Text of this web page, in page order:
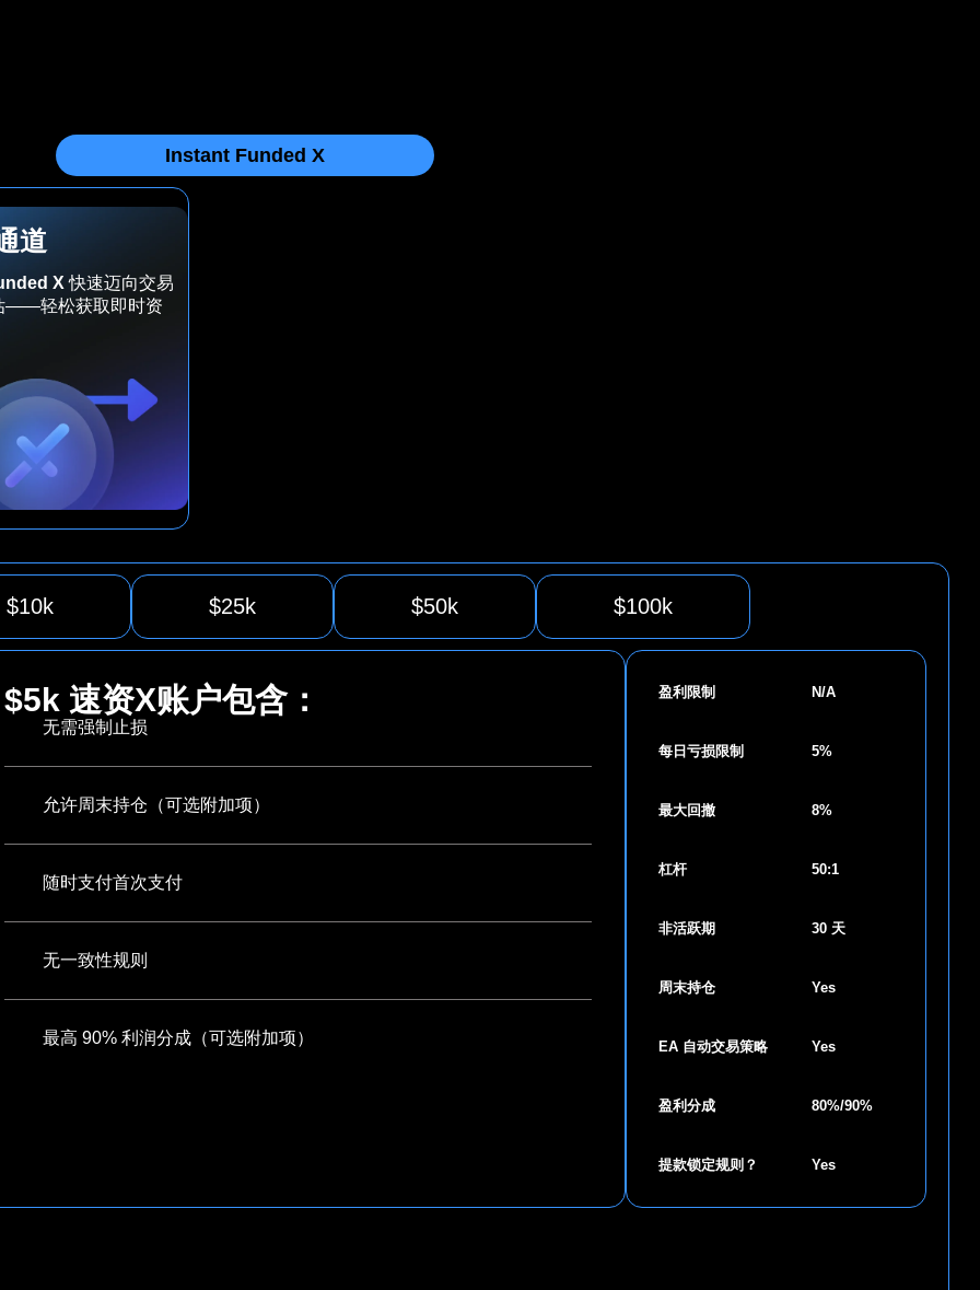
道
X快速迈向交易
——轻松获取即时资
Instant Funded X
$10k $25k $50k $100k
$5k 速资X账户包含：
无需强制止损
允许周末持仓（可选附加项）
随时支付首次支付
无一致性规则
最高 90% 利润分成（可选附加项）
盈利限制 N/A
每日亏损限制 5%
最大回撤 8%
杠杆 50:1
非活跃期 30 天
周末持仓 Yes
EA 自动交易策略 Yes
盈利分成 80%/90%
提款锁定规则？ Yes